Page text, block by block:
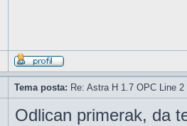
Tema posta: Re: Astra H 1.7 OPC Line 2
Odlican primerak, da